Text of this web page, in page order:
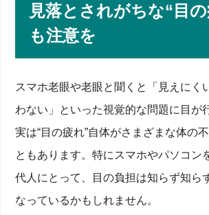
見落とされがちな“目
も注意を
スマホ老眼や老眼と聞くと「見えにく
わない」といった視覚的な問題に目が
実は“目の疲れ”自体がさまざまな体の
ともあります。特にスマホやパソコン
代人にとって、目の負担は知らず知ら
なっているかもしれません。